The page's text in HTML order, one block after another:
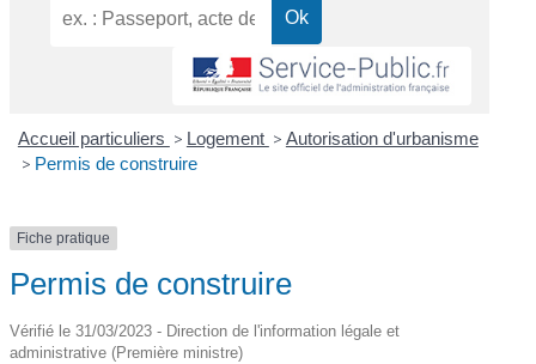
Accueil particuliers > Logement > Autorisation d'urbanisme
> Permis de construire
Fiche pratique
Permis de construire
Vérifié le 31/03/2023 - Direction de l'information légale et
administrative (Première ministre)